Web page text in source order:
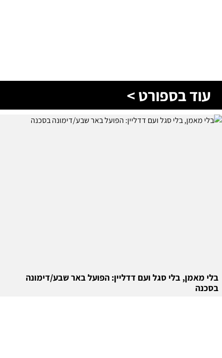
עוד בספורט >
בלי מאמן, בלי סגל ועם דדליין: הפועל באר שבע/דימונה
בסכנה